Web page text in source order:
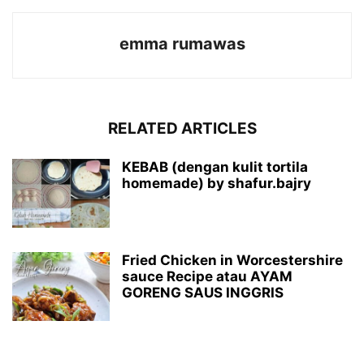
emma rumawas
RELATED ARTICLES
KEBAB (dengan kulit tortila
homemade) by shafur.bajry
Fried Chicken in Worcestershire
sauce Recipe atau AYAM
GORENG SAUS INGGRIS